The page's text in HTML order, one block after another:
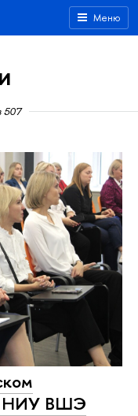
Меню
507
НИУ ВШЭ